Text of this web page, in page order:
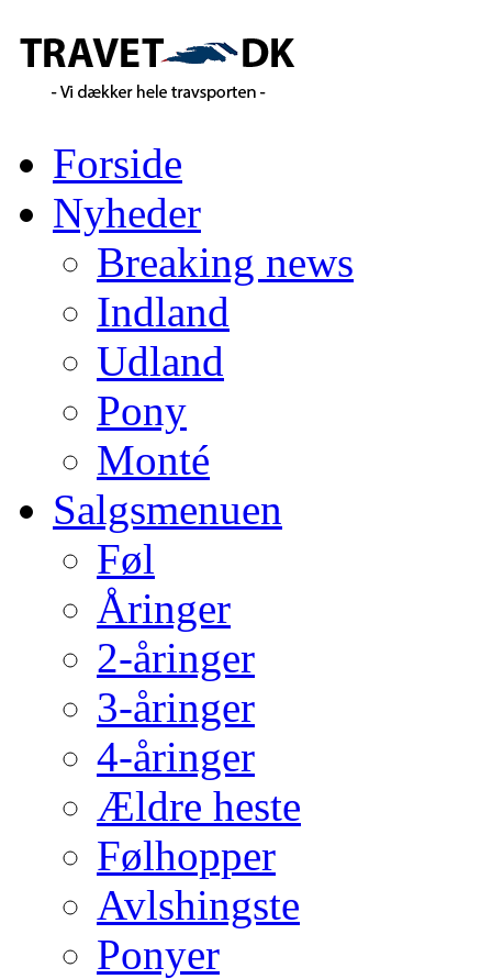
Forside
Nyheder
Breaking news
Indland
Udland
Pony
Monté
Salgsmenuen
Føl
Åringer
2-åringer
3-åringer
4-åringer
Ældre heste
Følhopper
Avlshingste
Ponyer